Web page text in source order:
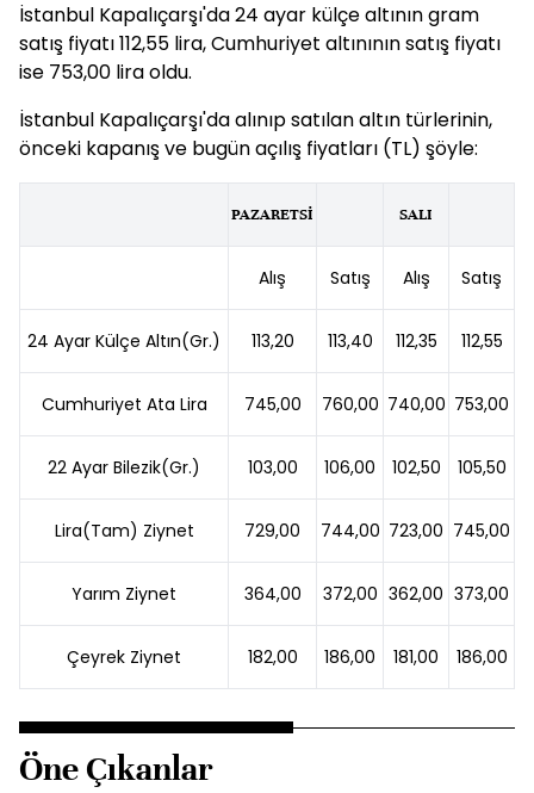
İstanbul Kapalıçarşı'da 24 ayar külçe altının gram
satış fiyatı 112,55 lira, Cumhuriyet altınının satış fiyatı
ise 753,00 lira oldu.
İstanbul Kapalıçarşı'da alınıp satılan altın türlerinin,
önceki kapanış ve bugün açılış fiyatları (TL) şöyle:
PAZARETSİ SALI
Alış Satış Alış Satış
24 Ayar Külçe Altın(Gr.) 113,20 113,40 112,35 112,55
Cumhuriyet Ata Lira 745,00 760,00 740,00 753,00
22 Ayar Bilezik(Gr.) 103,00 106,00 102,50 105,50
Lira(Tam) Ziynet 729,00 744,00 723,00 745,00
Yarım Ziynet 364,00 372,00 362,00 373,00
Çeyrek Ziynet 182,00 186,00 181,00 186,00
Öne Çıkanlar